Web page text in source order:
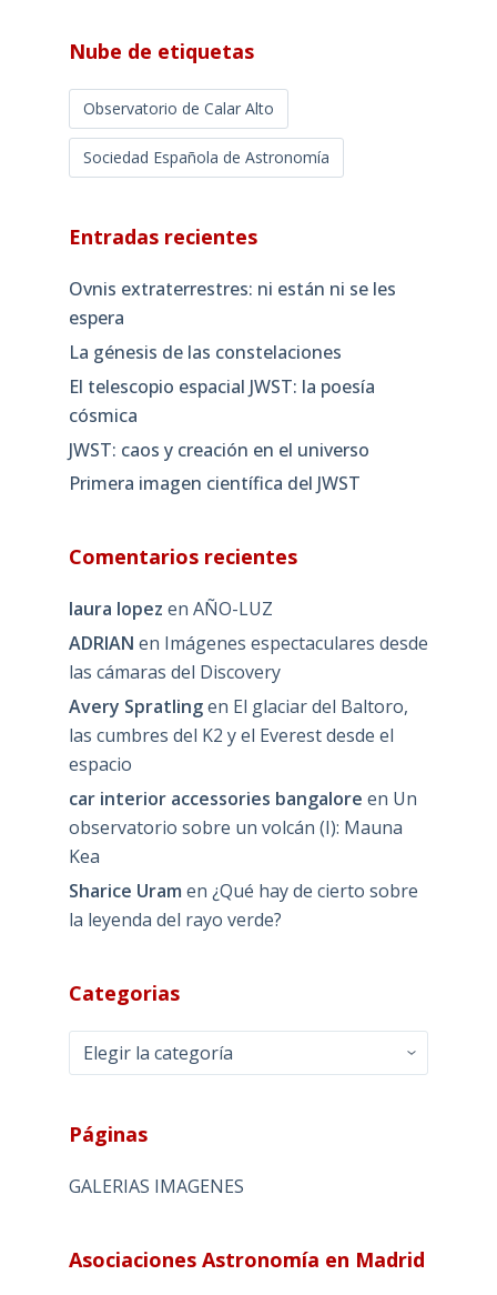
Nube de etiquetas
Observatorio de Calar Alto
Sociedad Española de Astronomía
Entradas recientes
Ovnis extraterrestres: ni están ni se les
espera
La génesis de las constelaciones
El telescopio espacial JWST: la poesía
cósmica
JWST: caos y creación en el universo
Primera imagen científica del JWST
Comentarios recientes
laura lopez en AÑO-LUZ
ADRIAN en Imágenes espectaculares desde
las cámaras del Discovery
Avery Spratlingen El glaciar del Baltoro,
las cumbres del K2 y el Everest desde el
espacio
car interior accessories bangalore en Un
observatorio sobre un volcán (I): Mauna
Kea
Sharice Uram en ¿Qué hay de cierto sobre
la leyenda del rayo verde?
Categorias
Categorias
Páginas
GALERIAS IMAGENES
Asociaciones Astronomía en Madrid